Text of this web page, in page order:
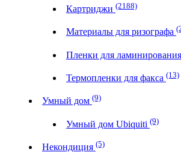
Картриджи (2188)
Материалы для ризографа
Пленки для ламинирования
Термопленки для факса (13)
Умный дом (9)
Умный дом Ubiquiti (9)
Некондиция (5)